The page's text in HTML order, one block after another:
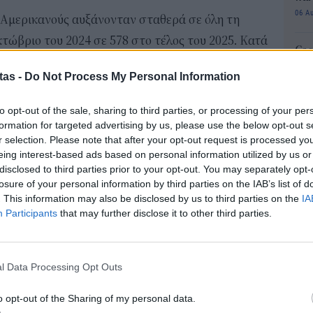
- Do Not Process My Personal Information
opt-out of the sale, sharing to third parties, or processing of your
for targeted advertising by us, please use the below opt-out
selection. Please note that after your opt-out request is processed
interest-based ads based on personal information utilized by us
to third parties prior to your opt-out. You may separately
of your personal information by third parties on the IAB’s list of
This information may also be disclosed by us to third parties on the
Participants that may further disclose it to other third parties.
Data Processing Opt Outs
opt-out of the Sharing of my personal data.
Αμερικανούς αυξάνονταν σταθερά σε όλη τη
του 2024 σε 578 στο τέλος του 2025. Κατά
περίπου κατά 3,4% σε μηνιαία
και όχι μια πρόσκαιρη έξαρση.
ανοδική πορεία σε έναν συνδυασμό
αβεβαιότητα στις ΗΠΑ, ενισχυμένη διάθεση
και την αναβαθμισμένη επενδυτική εικόνα της
ενός νέου επενδυτικού μοντέλου Golden Visa
πλαίσιο, οι υποψήφιοι θα μπορούν να
τουλάχιστον 250.000 ευρώ σε startups
μητρώο Elevate Greece, καλύπτοντας κλάδους
υπηρεσίες και η άμυνα.
06
06